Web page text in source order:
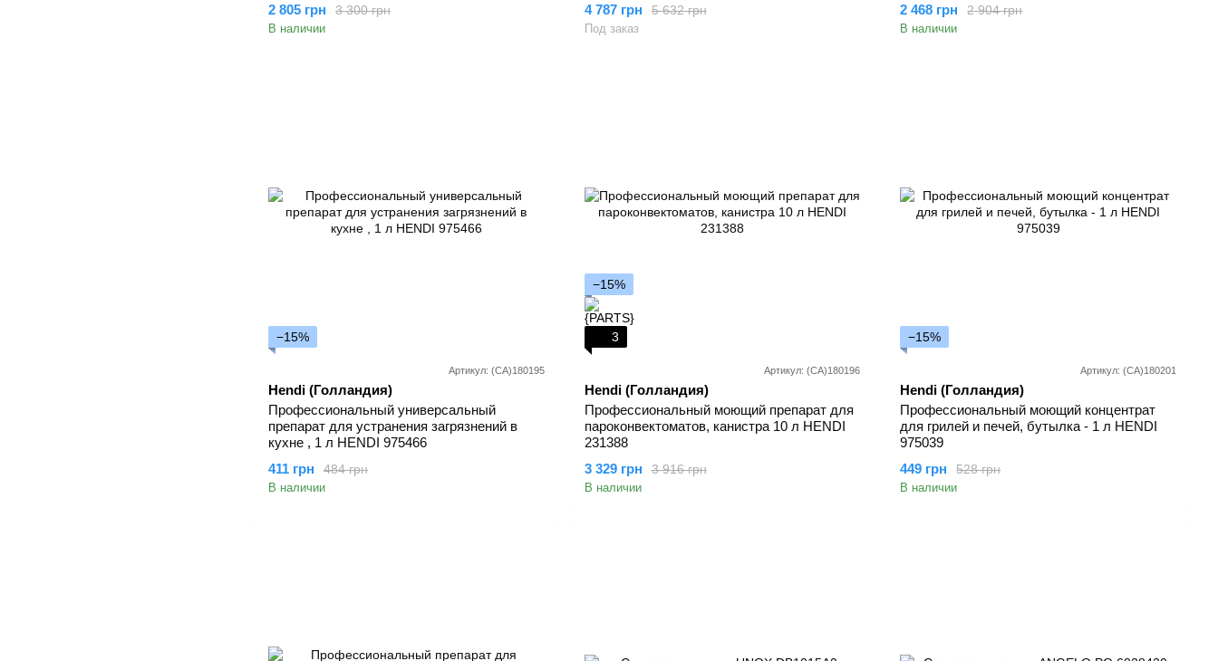
3 300 грн
2 805 грн
В наличии
5 632 грн
4 787 грн
Под заказ
2 904 грн
2 468 грн
В наличии
−15%
Артикул: (СА)180195
Hendi (Голландия)
Профессиональный универсальный
препарат для устранения загрязнений в
кухне , 1 л HENDI 975466
484 грн
411 грн
В наличии
−15%
3
Артикул: (СА)180196
Hendi (Голландия)
Профессиональный моющий препарат для
пароконвектоматов, канистра 10 л HENDI
231388
3 916 грн
3 329 грн
В наличии
−15%
Артикул: (СА)180201
Hendi (Голландия)
Профессиональный моющий концентрат
для грилей и печей, бутылка - 1 л HENDI
975039
528 грн
449 грн
В наличии